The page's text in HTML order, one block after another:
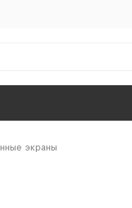
экраны